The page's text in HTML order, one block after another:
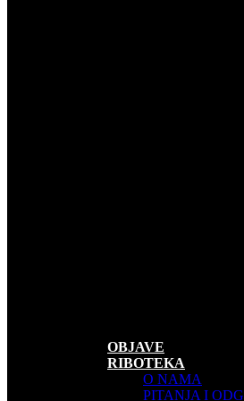
OBJAVE
RIBOTEKA
O NAMA
PITANJA I